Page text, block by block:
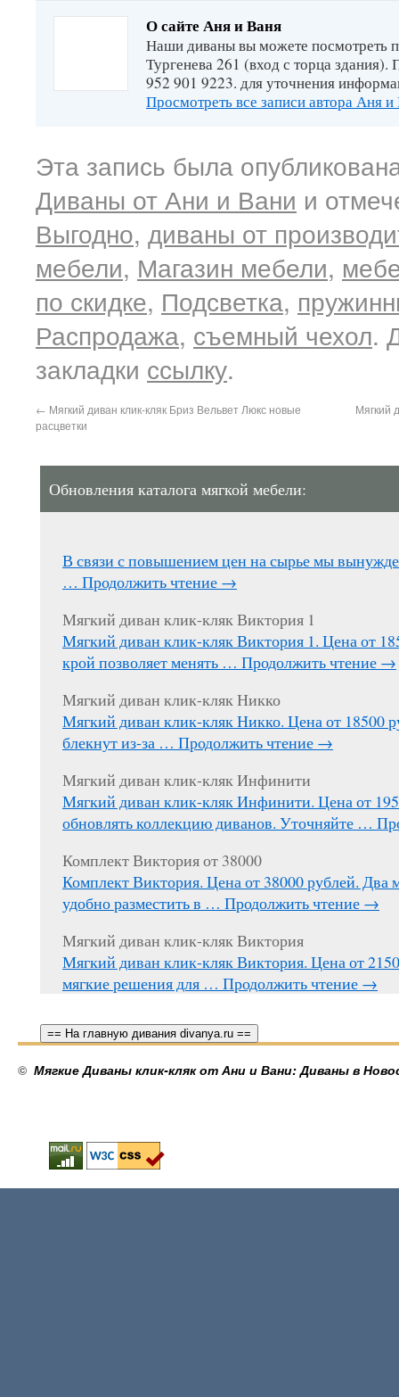
О сайте Аня и Ваня
Наши диваны вы можете посмотреть
Тургенева 261 (вход с торца здания).
952 901 9223. для уточнения
Просмотреть все записи автора Аня
Эта запись была
Диваны от Ани и Вани и
Выгодно, диваны от
мебели, Магазин мебели,
по скидке, Подсветка,
Распродажа, съемный чехол.
закладки ссылку.
← Мягкий диван клик-кляк Бриз Вельвет Люкс новые
расцветки
Мягкий
Обновления каталога мягкой мебели:
В связи с повышением цен на сырье мы
… Продолжить чтение →
Мягкий диван клик-кляк Виктория 1
Мягкий диван клик-кляк Виктория 1. Цена от
крой позволяет менять … Продолжить чтение →
Мягкий диван клик-кляк Никко
Мягкий диван клик-кляк Никко. Цена от 18500
блекнут из-за … Продолжить чтение →
Мягкий диван клик-кляк Инфинити
Мягкий диван клик-кляк Инфинити. Цена от
обновлять коллекцию диванов. Уточняйте …
Комплект Виктория от 38000
Комплект Виктория. Цена от 38000 рублей. Два
удобно разместить в … Продолжить чтение →
Мягкий диван клик-кляк Виктория
Мягкий диван клик-кляк Виктория. Цена от
мягкие решения для … Продолжить чтение →
== На главную дивания divanya.ru ==
© Мягкие Диваны клик-кляк от Ани и Вани: Диваны в